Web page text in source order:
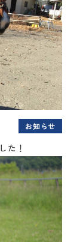
お知らせ
た！